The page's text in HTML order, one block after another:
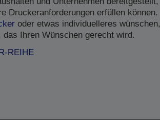
Druckeranforderungen erfüllen können.
oder etwas individuelleres wünschen,
Ihren Wünschen gerecht wird.
REIHE